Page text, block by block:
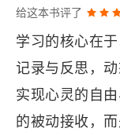
3.2.2 进度监测
3.2.3 持续反馈
3.2.4 心得技巧
3.2.5 示之以范
给这本书评了
学习的核心在
记录与反思，
实现心灵的自
的被动接收，